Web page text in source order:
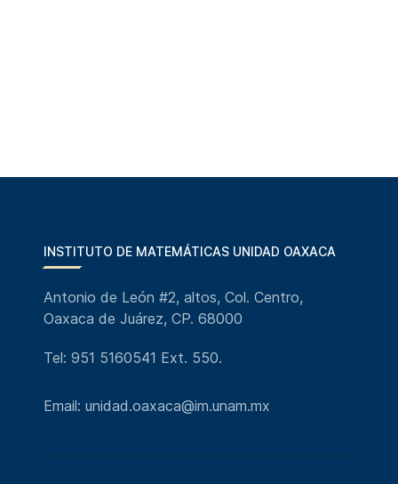
INSTITUTO DE MATEMÁTICAS UNIDAD OAXACA
Antonio de León #2, altos, Col. Centro,
Oaxaca de Juárez, CP. 68000
Tel: 951 5160541 Ext. 550.
Email: unidad.oaxaca@im.unam.mx